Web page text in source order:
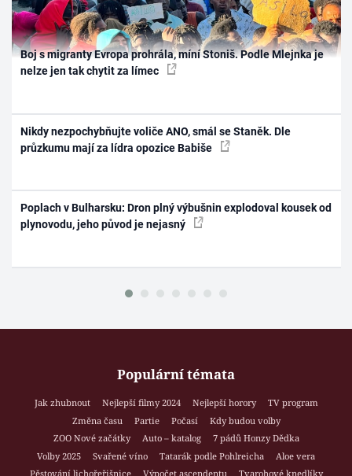
Boj s migranty Evropa prohrála, míní Stoniš. Podle Mlejnka je
nelze jen tak chytit za límec
Nikdy nezpochybňujte voliče ANO, smál se Staněk. Dle
průzkumu mají za lídra opozice Babiše
Poplach v Bulharsku: Dron plný výbušnin explodoval kousek od
plynovodu, jeho původ je nejasný
Populární témata
Jak zhubnout Nejlepší filmy 2024 Nejlepší horory
TV program
Změna času
Partie Počasí
Kdy budou volby
ZOO Nové začátky
Auto – katalog
7 pádů Honzy Dědka
Volby 2025
Svařené víno Tatarák podle Pohlreicha
Aloe vera
Pěstování lichořeřišnice
Výpočet ascendentu
Tvarohové knedlíky